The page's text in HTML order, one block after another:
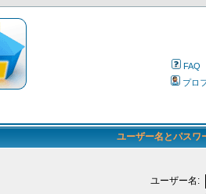
FAQ
プロ
ユーザー名とパスワ
ユーザー名: